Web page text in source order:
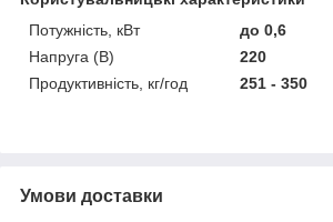
Потужність, кВт
до 0,6
Напруга (В)
220
Продуктивність, кг/год
251 - 350
Умови доставки